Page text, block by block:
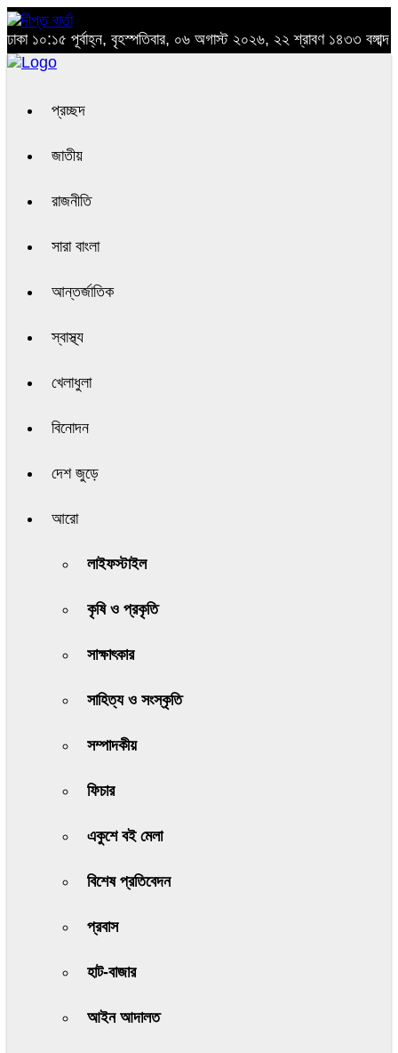
ঢাকা ১০:১৫ পূর্বাহ্ন, বৃহস্পতিবার, ০৬ অগাস্ট ২০২৬, ২২ শ্রাবণ ১৪৩৩ বঙ্গাব্দ
প্রচ্ছদ
জাতীয়
রাজনীতি
সারা বাংলা
আন্তর্জাতিক
স্বাস্থ্য
খেলাধুলা
বিনোদন
দেশ জুড়ে
আরো
লাইফস্টাইল
কৃষি ও প্রকৃতি
সাক্ষাৎকার
সাহিত্য ও সংস্কৃতি
সম্পাদকীয়
ফিচার
একুশে বই মেলা
বিশেষ প্রতিবেদন
প্রবাস
হাট-বাজার
আইন আদালত